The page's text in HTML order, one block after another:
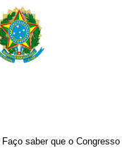
Faço saber que o